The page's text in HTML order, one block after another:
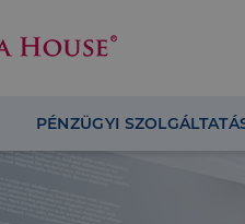
PÉNZÜGYI